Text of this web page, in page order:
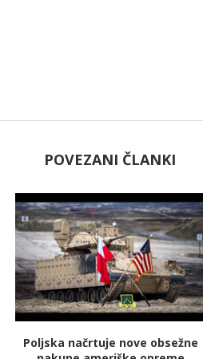
POVEZANI ČLANKI
Poljska načrtuje nove obsežne